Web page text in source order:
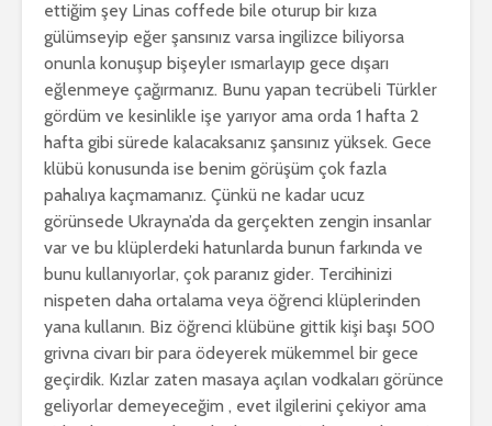
ettiğim şey Linas coffede bile oturup bir kıza
gülümseyip eğer şansınız varsa ingilizce biliyorsa
onunla konuşup bişeyler ısmarlayıp gece dışarı
eğlenmeye çağırmanız. Bunu yapan tecrübeli Türkler
gördüm ve kesinlikle işe yarıyor ama orda 1 hafta 2
hafta gibi sürede kalacaksanız şansınız yüksek. Gece
klübü konusunda ise benim görüşüm çok fazla
pahalıya kaçmamanız. Çünkü ne kadar ucuz
görünsede Ukrayna’da da gerçekten zengin insanlar
var ve bu klüplerdeki hatunlarda bunun farkında ve
bunu kullanıyorlar, çok paranız gider. Tercihinizi
nispeten daha ortalama veya öğrenci klüplerinden
yana kullanın. Biz öğrenci klübüne gittik kişi başı 500
grivna civarı bir para ödeyerek mükemmel bir gece
geçirdik. Kızlar zaten masaya açılan vodkaları görünce
geliyorlar demeyeceğim , evet ilgilerini çekiyor ama